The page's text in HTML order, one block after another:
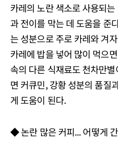
카레의 노란 색소로 사용되
과 전이를 막는 데 도움을 준
는 성분으로 주로 카레와 겨
카레에 밥을 넣어 많이 먹으
속의 다른 식재료도 천차만
면 커큐민, 강황 성분의 품질
게 도움이 된다.
◆ 논란 많은 커피... 어떻게